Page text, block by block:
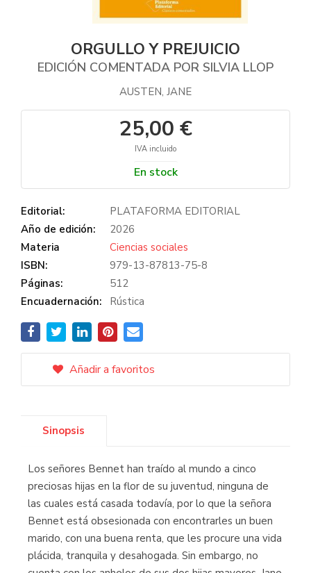
ORGULLO Y PREJUICIO
EDICIÓN COMENTADA POR SILVIA LLOP
AUSTEN, JANE
25,00 €
IVA incluido
En stock
Editorial:
PLATAFORMA EDITORIAL
Año de edición:
2026
Materia
Ciencias sociales
ISBN:
979-13-87813-75-8
Páginas:
512
Encuadernación:
Rústica
Añadir a favoritos
Sinopsis
Los señores Bennet han traído al mundo a cinco
preciosas hijas en la flor de su juventud, ninguna de
las cuales está casada todavía, por lo que la señora
Bennet está obsesionada con encontrarles un buen
marido, con una buena renta, que les procure una vida
plácida, tranquila y desahogada. Sin embargo, no